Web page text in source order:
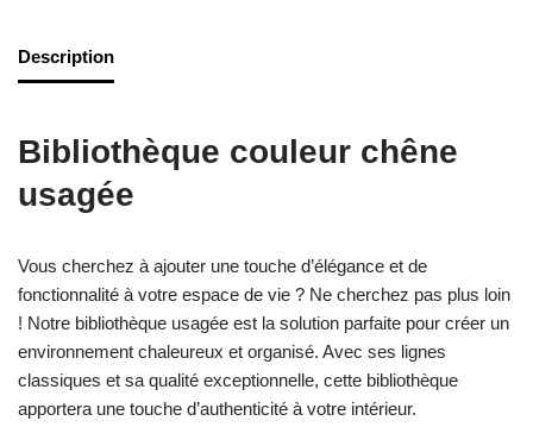
Description
Bibliothèque couleur chêne
usagée
Vous cherchez à ajouter une touche d’élégance et de
fonctionnalité à votre espace de vie ? Ne cherchez pas plus loin
! Notre bibliothèque usagée est la solution parfaite pour créer un
environnement chaleureux et organisé. Avec ses lignes
classiques et sa qualité exceptionnelle, cette bibliothèque
apportera une touche d’authenticité à votre intérieur.